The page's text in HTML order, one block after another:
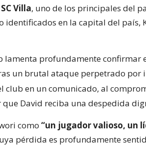
Villa, uno de los principales del
identificados en la capital del país,
lamenta profundamente confirmar
un brutal ataque perpetrado por
club en un comunicado, al
David reciba una despedida
como “un jugador valioso, un
pérdida es profundamente